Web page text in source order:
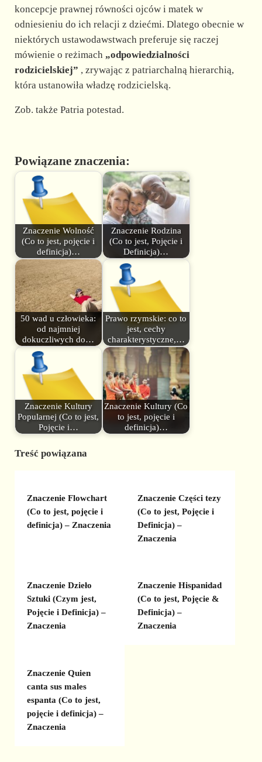
koncepcje prawnej równości ojców i matek w
odniesieniu do ich relacji z dziećmi. Dlatego obecnie w
niektórych ustawodawstwach preferuje się raczej
mówienie o reżimach „odpowiedzialności
rodzicielskiej” , zrywając z patriarchalną hierarchią,
która ustanowiła władzę rodzicielską.
Zob. także Patria potestad.
Powiązane znaczenia:
Znaczenie Wolność
(Co to jest, pojęcie i
definicja)…
Znaczenie Rodzina
(Co to jest, Pojęcie i
Definicja)…
50 wad u człowieka:
od najmniej
dokuczliwych do…
Prawo rzymskie: co to
jest, cechy
charakterystyczne,…
Znaczenie Kultury
Popularnej (Co to jest,
Pojęcie i…
Znaczenie Kultury (Co
to jest, pojęcie i
definicja)…
Treść powiązana
Znaczenie Flowchart
(Co to jest, pojęcie i
definicja) – Znaczenia
Znaczenie Części tezy
(Co to jest, Pojęcie i
Definicja) –
Znaczenia
Znaczenie Dzieło
Sztuki (Czym jest,
Pojęcie i Definicja) –
Znaczenia
Znaczenie Hispanidad
(Co to jest, Pojęcie &
Definicja) –
Znaczenia
Znaczenie Quien
canta sus males
espanta (Co to jest,
pojęcie i definicja) –
Znaczenia